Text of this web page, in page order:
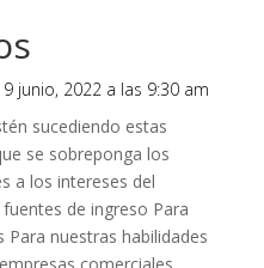
9 junio, 2022 a las 9:30 am
sucediendo estas
se sobreponga los
a los intereses del
de ingreso Para
Para nuestras habilidades